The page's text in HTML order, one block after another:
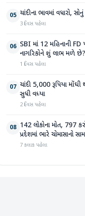
05 ચાંદીના ભાવમાં વધારો,
3 દિવસ પહેલા
06 SBI માં 12 મહિનાની
નાગરિકોને શું લાભ મળે છે?
1 દિવસ પહેલા
07 ચાંદી 5,000 રૂપિયા
સુધી વધ્યા
2 દિવસ પહેલા
08 142 લોકોના મોત, 797
પ્રદેશમાં ભારે ચોમાસાનો
7 કલાક પહેલા